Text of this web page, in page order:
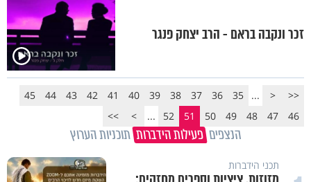
זכר ונקבה בראם - הרב יצחק פנגר
<<
<
...
35
36
37
38
39
40
41
42
43
44
45
46
47
48
49
50
51
52
...
>
>>
הנצפים פעילות הידברות תוכניות הערוץ
תכני הידברות